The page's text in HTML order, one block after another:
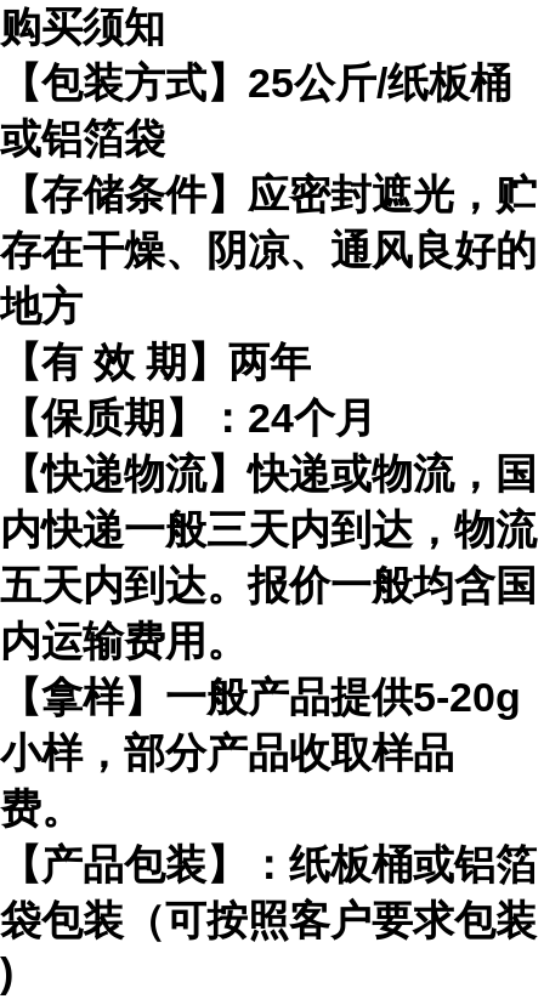
购买须知
【包装方式】 25公斤/纸板桶
或铝箔袋
【存储条件】应密封遮光，贮
存在干燥、阴凉、通风良好的
地方
【有 效 期】两年
【保质期】： 24个月
【快递物流】快递或物流，国
内快递一般三天内到达，物流
五天内到达。报价一般均含国
内运输费用。
【拿样】一般产品提供5-20g
小样，部分产品收取样品
费。
【产品包装】：纸板桶或铝箔
袋包装（可按照客户要求包装
)